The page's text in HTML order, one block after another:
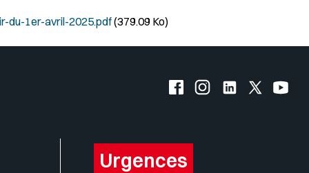
du-1er-avril-2025.pdf(379.09 Ko)
Facebook de l'UQO
Instagram de l'UQO
LinkedIn de
X
Urgences